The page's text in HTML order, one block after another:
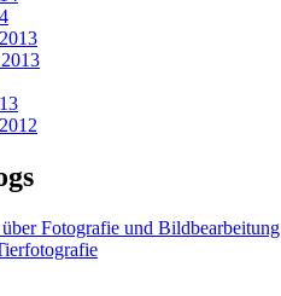
Fotografie und Bildbearbeitung